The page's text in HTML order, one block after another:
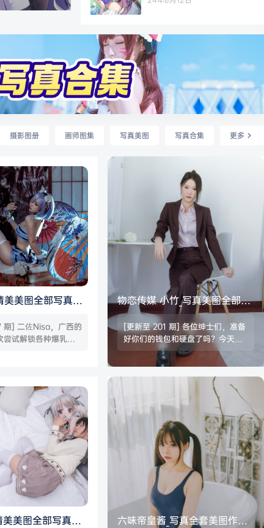
画质：各大
摄影图册 画师图集 写真美图 写真合集 更多
美美图全部写真作
期] 二佐Nisa，广西的
试解锁各种爆乳的
文名字Nisa，广西
年12月7日，Cose
动漫博主，不约拍不
不会主动加人，定制
一个月只接三套，2k
包括出镜摄影后期场
服装费用，尺度不…
物恋传媒 小竹_写真美图全部作
品合集｜持续更新
[更新至 201 期] 各位绅士们，准备
好你们的钱包和硬盘了吗？今天我
们要聊的这位，可是宅男心中的梦
中情人——物恋传媒旗下当家花
旦，小竹！ 关于她的具体年龄和出
生地，网络上信息比较谨慎，毕竟
保护个人隐私嘛，咱们就当她是永
远的18岁少女好了！（坏笑） 不
过，这丝毫不影响我们欣赏她那令
人窒息的美貌和身材！ 小竹的写真
作品以清纯与性感并存著称，无论
是元气满满的JK制服，还是妩媚动
人的旗袍造型，都能轻松驾…
美美图全部写真作
六味帝皇酱_写真全套美图作品